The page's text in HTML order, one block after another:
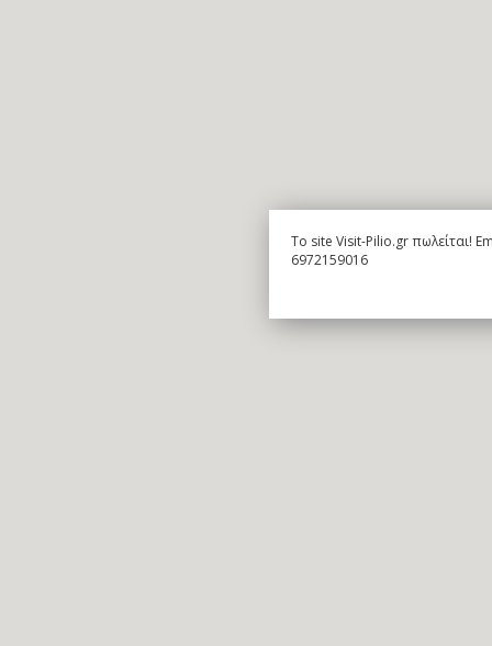
To site Visit-Pilio.gr πωλείται!
6972159016